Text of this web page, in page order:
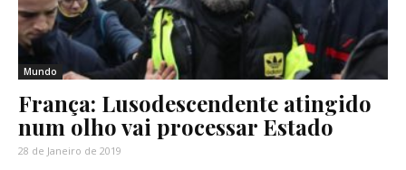
Mundo
França: Lusodescendente atingido
num olho vai processar Estado
28 de Janeiro de 2019